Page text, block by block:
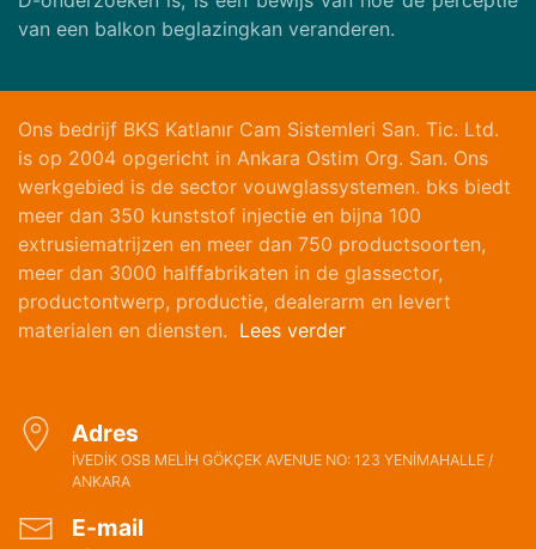
van een balkon beglazingkan veranderen.
Ons bedrijf BKS Katlanır Cam Sistemleri San. Tic. Ltd.
is op 2004 opgericht in Ankara Ostim Org. San. Ons
werkgebied is de sector vouwglassystemen. bks biedt
meer dan 350 kunststof injectie en bijna 100
extrusiematrijzen en meer dan 750 productsoorten,
meer dan 3000 halffabrikaten in de glassector,
productontwerp, productie, dealerarm en levert
materialen en diensten. Lees verder
Adres
İVEDİK OSB MELİH GÖKÇEK AVENUE NO: 123 YENİMAHALLE /
ANKARA
E-mail